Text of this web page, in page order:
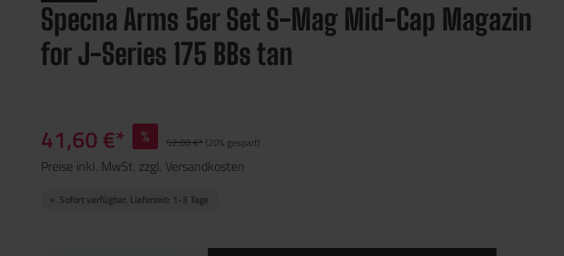
Specna Arms 5er Set S-Mag Mid-Cap Magazin
for J-Series 175 BBs tan
41,60 €* % 52,00 €* (20% gespart)
Preise inkl. MwSt. zzgl. Versandkosten
Sofort verfügbar, Lieferzeit: 1-3 Tage